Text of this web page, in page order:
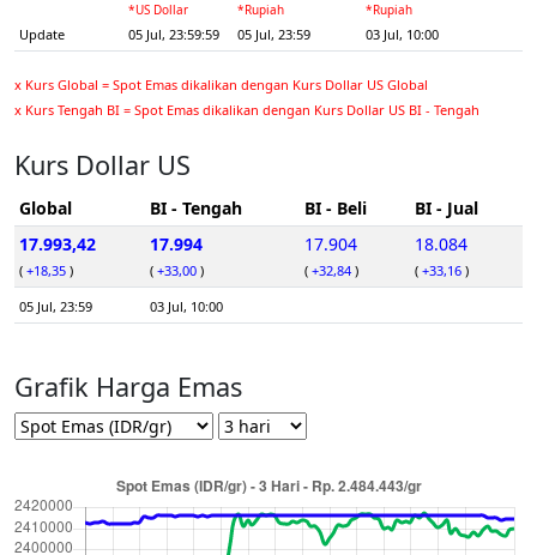
Update
*US Dollar
05 Jul, 23:59:59
*Rupiah
05 Jul, 23:59
*Rupiah
03 Jul, 10:00
x Kurs Global = Spot Emas dikalikan dengan Kurs Dollar US Global
x Kurs Tengah BI = Spot Emas dikalikan dengan Kurs Dollar US BI - Tengah
Kurs Dollar US
Global BI - Tengah BI - Beli
BI - Jual
17.993,42
( +18,35 )
17.994
( +33,00 )
17.904
( +32,84 )
18.084
( +33,16 )
05 Jul, 23:59
03 Jul, 10:00
Grafik Harga Emas